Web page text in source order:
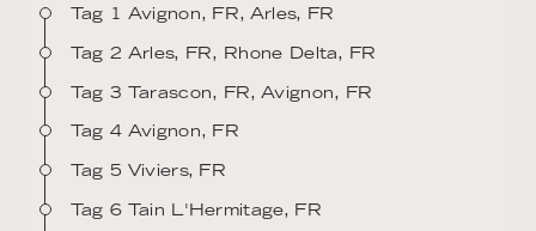
Tag 1 Avignon, FR, Arles, FR
Tag 2 Arles, FR, Rhone Delta, FR
Tag 3 Tarascon, FR, Avignon, FR
Tag 4 Avignon, FR
Tag 5 Viviers, FR
Tag 6 Tain L'Hermitage, FR